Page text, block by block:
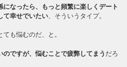
になったら、もっと頻繁に楽しくデート
て幸せでいたい 、そういうタイプ。
も悩むのだ、と。
ですが、悩むことで疲弊してまう だろ